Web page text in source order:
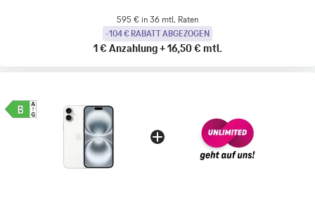
595 € in 36 mtl. Raten
-104 € RABATT ABGEZOGEN
1 € Anzahlung+16,50 € mtl.